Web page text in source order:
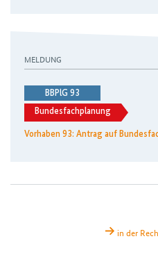
MELDUNG
BBPlG 93
Bundesfachplanung
Vorhaben 93: Antrag auf
in der